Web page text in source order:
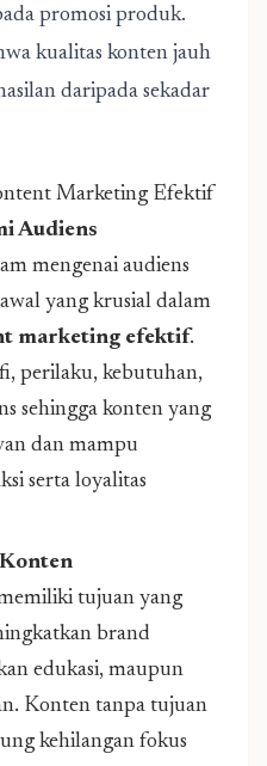
promosi produk.
kualitas konten jauh
daripada sekadar
Marketing Efektif
Audiens
mengenai audiens
yang krusial dalam
marketing efektif.
perilaku, kebutuhan,
sehingga konten yang
dan mampu
serta loyalitas
tujuan yang
brand
edukasi, maupun
Konten tanpa tujuan
kehilangan fokus